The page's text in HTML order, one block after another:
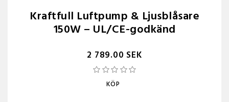
Kraftfull Luftpump & Ljusblåsare
150W – UL/CE-godkänd
2 789.00 SEK
KÖP